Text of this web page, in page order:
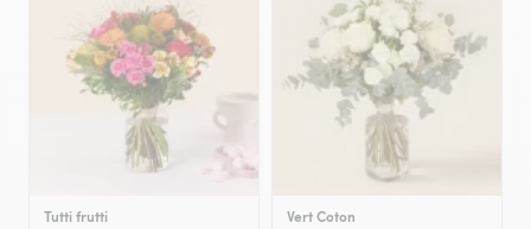
Tutti frutti Vert Coton